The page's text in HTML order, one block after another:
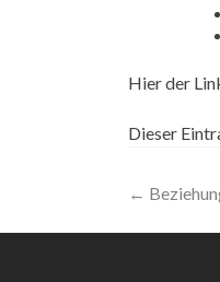
Hier der
Dieser
←